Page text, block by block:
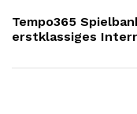
Post
Tempo365
erstklassiges